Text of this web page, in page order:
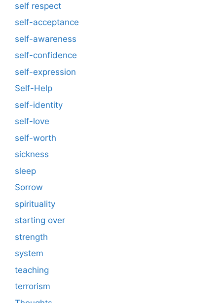
self respect
self-acceptance
self-awareness
self-confidence
self-expression
Self-Help
self-identity
self-love
self-worth
sickness
sleep
Sorrow
spirituality
starting over
strength
system
teaching
terrorism